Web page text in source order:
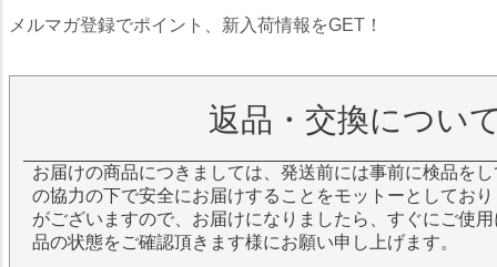
メルマガ登録でポイント、新入荷情報をGET！
返品・交換につい
お届けの商品につきましては、発送前には事前に検品を
の協力の下で安全にお届けすることをモットーとしてお
がございますので、お届けになりましたら、すぐにご使
品の状態をご確認頂きます様にお願い申し上げます。